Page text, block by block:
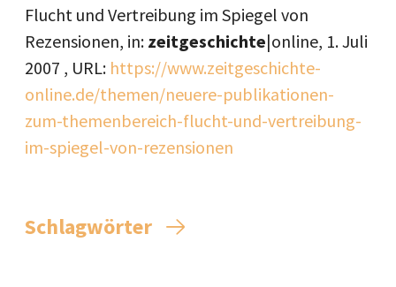
Flucht und Vertreibung im Spiegel von
Rezensionen, in: zeitgeschichte|online, 1. Juli
2007 , URL: https://www.zeitgeschichte-
online.de/themen/neuere-publikationen-
zum-themenbereich-flucht-und-vertreibung-
im-spiegel-von-rezensionen
Schlagwörter